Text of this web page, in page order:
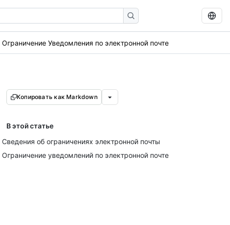
Ограничение Уведомления по электронной почте
Копировать как Markdown
В этой статье
Сведения об ограничениях электронной почты
Ограничение уведомлений по электронной почте